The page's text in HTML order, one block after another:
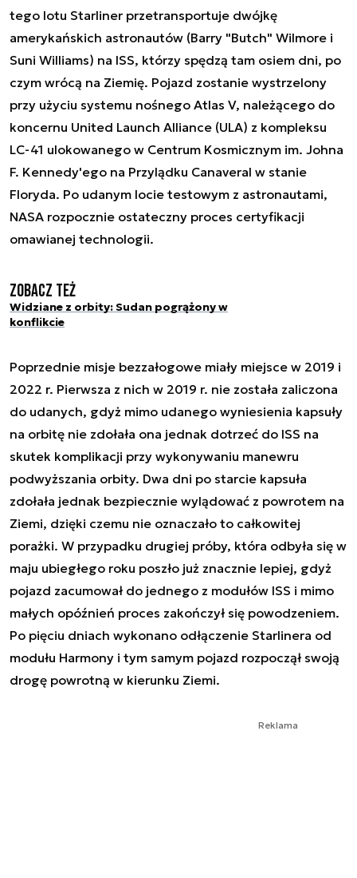
tego lotu Starliner przetransportuje dwójkę
amerykańskich astronautów (Barry "Butch" Wilmore i
Suni Williams) na ISS, którzy spędzą tam osiem dni, po
czym wrócą na Ziemię. Pojazd zostanie wystrzelony
przy użyciu systemu nośnego Atlas V, należącego do
koncernu United Launch Alliance (ULA) z kompleksu
LC-41 ulokowanego w Centrum Kosmicznym im. Johna
F. Kennedy'ego na Przylądku Canaveral w stanie
Floryda. Po udanym locie testowym z astronautami,
NASA rozpocznie ostateczny proces certyfikacji
omawianej technologii.
Zobacz też
Widziane z orbity: Sudan pogrążony w
konflikcie
Poprzednie misje bezzałogowe miały miejsce w 2019 i
2022 r. Pierwsza z nich w 2019 r. nie została zaliczona
do udanych, gdyż mimo udanego wyniesienia kapsuły
na orbitę nie zdołała ona jednak dotrzeć do ISS na
skutek komplikacji przy wykonywaniu manewru
podwyższania orbity. Dwa dni po starcie kapsuła
zdołała jednak bezpiecznie wylądować z powrotem na
Ziemi, dzięki czemu nie oznaczało to całkowitej
porażki. W przypadku drugiej próby, która odbyła się w
maju ubiegłego roku poszło już znacznie lepiej, gdyż
pojazd zacumował do jednego z modułów ISS i mimo
małych opóźnień proces zakończył się powodzeniem.
Po pięciu dniach wykonano odłączenie Starlinera od
modułu Harmony i tym samym pojazd rozpoczął swoją
drogę powrotną w kierunku Ziemi.
Reklama